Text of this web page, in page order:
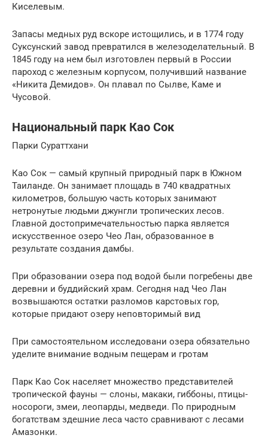
Киселевым.
Запасы медных руд вскоре истощились, и в 1774 году
Суксунский завод превратился в железоделательный. В
1845 году на нем был изготовлен первый в России
пароход с железным корпусом, получивший название
«Никита Демидов». Он плавал по Сылве, Каме и
Чусовой.
Национальный парк Као Сок
Парки Сураттхани
Као Сок — самый крупный природный парк в Южном
Таиланде. Он занимает площадь в 740 квадратных
километров, большую часть которых занимают
нетронутые людьми джунгли тропических лесов.
Главной достопримечательностью парка является
искусственное озеро Чео Лан, образованное в
результате создания дамбы.
При образовании озера под водой были погребены две
деревни и буддийский храм. Сегодня над Чео Лан
возвышаются остатки разломов карстовых гор,
которые придают озеру неповторимый вид
При самостоятельном исследовани озера обязательно
уделите внимание водным пещерам и гротам
Парк Као Сок населяет множество представителей
тропической фауны — слоны, макаки, гиббоны, птицы-
носороги, змеи, леопарды, медведи. По природным
богатствам здешние леса часто сравнивают с лесами
Амазонки.